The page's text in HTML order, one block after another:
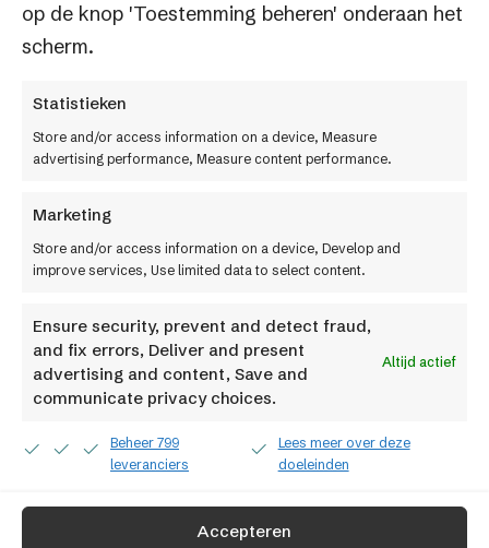
op de knop 'Toestemming beheren' onderaan het
scherm.
Statistieken
Store and/or access information on a device, Measure
advertising performance, Measure content performance.
Marketing
Store and/or access information on a device, Develop and
improve services, Use limited data to select content.
Ensure security, prevent and detect fraud,
and fix errors, Deliver and present
advertising and content, Save and
communicate privacy choices.
Altijd actief
Beheer 799
leveranciers
Lees meer over deze
doeleinden
Accepteren
Menu
Pakketten en prijzen
Integraties
Over ons
Contact